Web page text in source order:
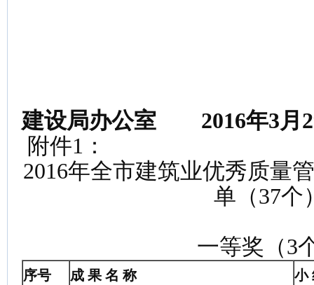
建设局办公室 2016年3月
附件1：
2016年全市建筑业优秀质量
单（37个
一等奖（3
序号 成 果 名 称 小